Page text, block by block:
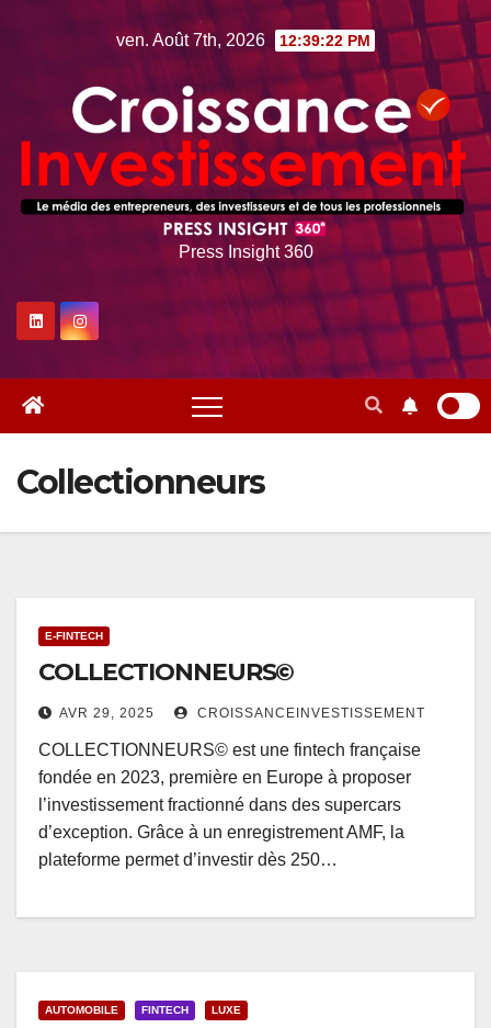
ven. Août 7th, 2026 12:39:22 PM
Press Insight 360
Collectionneurs
E-FINTECH
COLLECTIONNEURS©
AVR 29, 2025 CROISSANCEINVESTISSEMENT
COLLECTIONNEURS© est une fintech française
fondée en 2023, première en Europe à proposer
l’investissement fractionné dans des supercars
d’exception. Grâce à un enregistrement AMF, la
plateforme permet d’investir dès 250…
AUTOMOBILE FINTECH LUXE